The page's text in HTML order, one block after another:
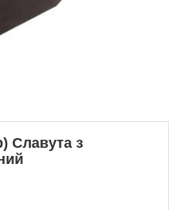
Славута з